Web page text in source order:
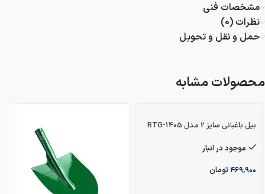
مشخصات فنی
نظرات (0)
حمل و نقل و تحویل
محصولات مشابه
بیل باغبانی سایز 2 مدل RTG-1405
موجود در انبار
۴۶۹,۹۰۰تومان